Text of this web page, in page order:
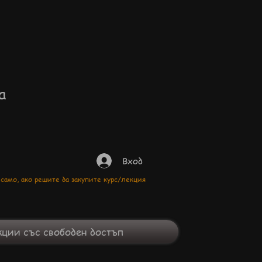
Вход
ако решите да закупите курс/лекция
със свободен достъп